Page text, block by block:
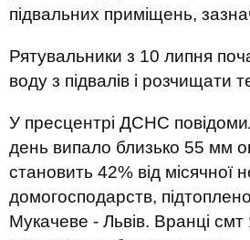
підвальних приміщень,
Рятувальники з 10 липня
воду з підвалів і розчищати
У пресцентрі ДСНС
день випало близько 55 мм
становить 42% від місячної
домогосподарств,
Мукачеве - Львів. Вранці смт